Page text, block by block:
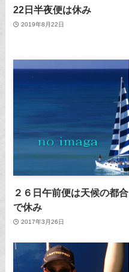
22日半夜便は休み
2019年8月22日
２６日午前便は天候の都合
で休み
2017年3月26日